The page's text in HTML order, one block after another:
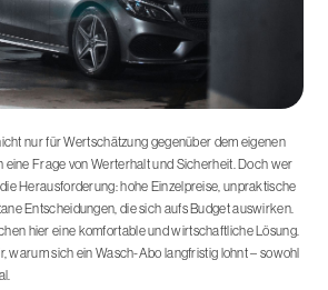
nur für Wertschätzung gegenüber dem eigenen
eine Frage von Werterhalt und Sicherheit. Doch wer
Herausforderung: hohe Einzelpreise, unpraktische
Entscheidungen, die sich aufs Budget auswirken.
hier eine komfortable und wirtschaftliche Lösung.
warum sich ein Wasch-Abo langfristig lohnt – sowohl